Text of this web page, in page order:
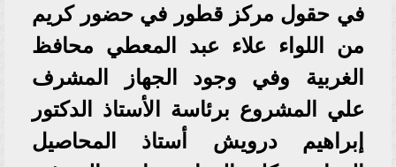
في حقول مركز قطور في حضور كريم
من اللواء علاء عبد المعطي محافظ
الغربية وفي وجود الجهاز المشرف
علي المشروع برئاسة الأستاذ الدكتور
إبراهيم درويش أستاذ المحاصيل